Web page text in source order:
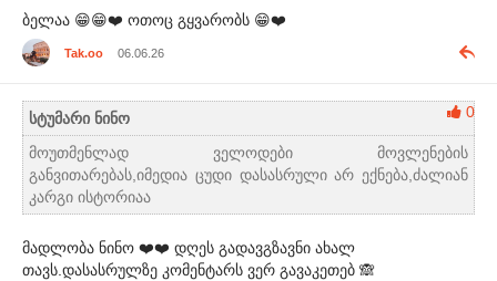
ბელაა 😁😁❤️ ოთოც გყვარობს 😁❤️
Tak.oo 06.06.26
0
სტუმარი ნინო
მოუთმენლად ველოდები მოვლენების
განვითარებას,იმედია ცუდი დასასრული არ ექნება,ძალიან
კარგი ისტორიაა
მადლობა ნინო ❤️❤️ დღეს გადავგზავნი ახალ
თავს.დასასრულზე კომენტარს ვერ გავაკეთებ 🙈